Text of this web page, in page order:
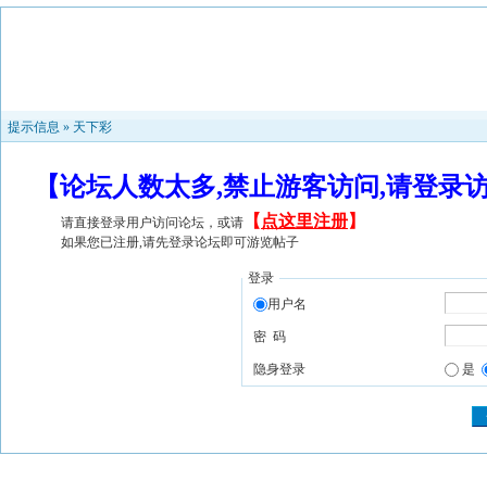
提示信息 » 天下彩
【论坛人数太多,禁止游客访问,请登
请直接登录用户访问论坛，或请 【 点这里注册】
如果您已注册,请先登录论坛即可游览帖子
登录
用户名
密 码
隐身登录 是